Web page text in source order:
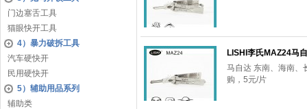
门边塞舌工具
猫眼快开工具
4）暴力破拆工具
汽车硬快开
民用硬快开
5）辅助用品系列
辅助类
LISHI李氏MAZ24马
马自达 东南、海南、
购，5元/片